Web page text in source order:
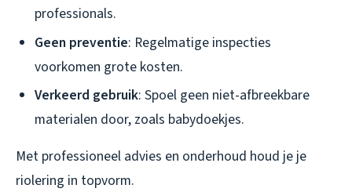
professionals.
Geen preventie: Regelmatige inspecties
voorkomen grote kosten.
Verkeerd gebruik: Spoel geen niet-afbreekbare
materialen door, zoals babydoekjes.
Met professioneel advies en onderhoud houd je je
riolering in topvorm.